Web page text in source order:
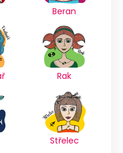
Beran
Rak
Střelec